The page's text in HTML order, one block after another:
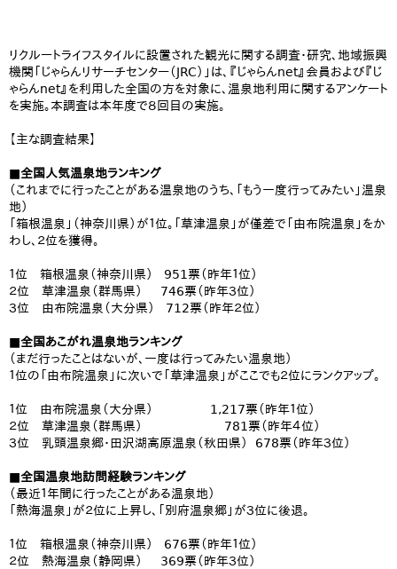
リクルートライフスタイルに設置された観光に関する調査・研究、地域振興
機関「じゃらんリサーチセンター（JRC）」は、『じゃらんnet』会員および『じ
ゃらんnet』を利用した全国の方を対象に、温泉地利用に関するアンケート
を実施。本調査は本年度で８回目の実施。
【主な調査結果】
■全国人気温泉地ランキング
（これまでに行ったことがある温泉地のうち、「もう一度行ってみたい」温泉
地）
「箱根温泉」（神奈川県）が１位。「草津温泉」が僅差で「由布院温泉」をか
わし、２位を獲得。
１位 箱根温泉（神奈川県） 951票（昨年１位）
２位 草津温泉（群馬県） 746票（昨年３位）
３位 由布院温泉（大分県） 712票（昨年２位）
■全国あこがれ温泉地ランキング
（まだ行ったことはないが、一度は行ってみたい温泉地）
１位の「由布院温泉」に次いで「草津温泉」がここでも２位にランクアップ。
１位 由布院温泉（大分県） 1,217票（昨年１位）
２位 草津温泉（群馬県） 781票（昨年４位）
３位 乳頭温泉郷・田沢湖高原温泉（秋田県） 678票（昨年３位）
■全国温泉地訪問経験ランキング
（最近１年間に行ったことがある温泉地）
「熱海温泉」が２位に上昇し、「別府温泉郷」が３位に後退。
１位 箱根温泉（神奈川県） 676票（昨年１位）
２位 熱海温泉（静岡県） 369票（昨年３位）